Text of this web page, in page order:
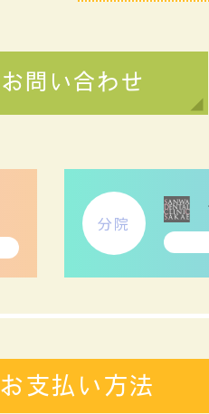
お問い合わせ
分院
お支払い方法